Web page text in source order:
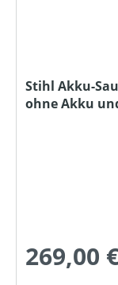
Stihl Akku-
ohne Akku
269,00